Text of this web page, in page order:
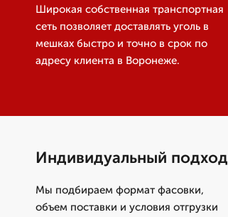
Широкая собственная транспортная
сеть позволяет доставлять уголь в
мешках быстро и точно в срок по
адресу клиента в Воронеже.
Индивидуальный подход
Мы подбираем формат фасовки,
объем поставки и условия отгрузки